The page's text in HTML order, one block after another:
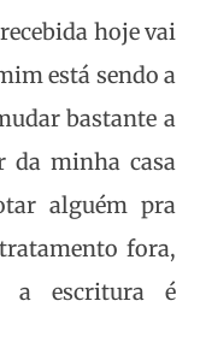
hoje vai
está sendo a
bastante a
da minha casa
alguém pra
fora,
a escritura é